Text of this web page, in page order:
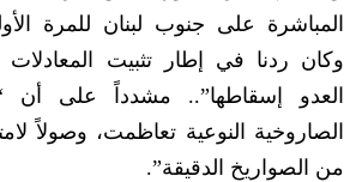
وكان ردنا في إطار تثبيت المعادلات
العدو إسقاطها”.. مشدداً على أن
الصاروخية النوعية تعاظمت، وصولاً
من الصواريخ الدقيقة”.